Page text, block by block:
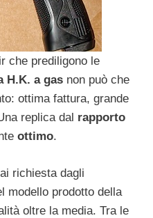
che prediligono le
H.K. a gas non può che
ottima fattura, grande
replica dal rapporto
ottimo.
richiesta dagli
modello prodotto della
oltre la media. Tra le